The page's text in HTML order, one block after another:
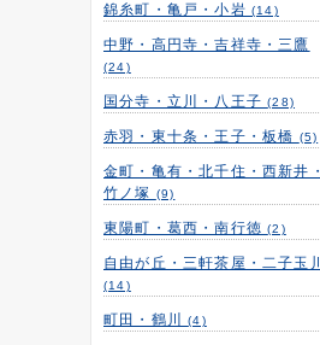
錦糸町・亀戸・小岩 (14)
中野・高円寺・吉祥寺・三鷹
(24)
国分寺・立川・八王子(28)
赤羽・東十条・王子・板橋 (5)
金町・亀有・北千住・西新井・
竹ノ塚 (9)
東陽町・葛西・南行徳(2)
自由が丘・三軒茶屋・二子玉川
(14)
町田・鶴川(4)